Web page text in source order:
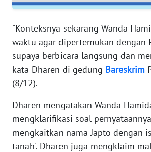
"Konteksnya sekarang Wanda
waktu agar dipertemukan dengan
supaya berbicara langsung dan
kata Dharen di gedung Bareskrim
(8/12).
Dharen mengatakan Wanda
mengklarifikasi soal
mengkaitkan nama Japto dengan
tanah'. Dharen juga mengklaim
WN
WN
SERAMBI
WN
WN
SULTRA